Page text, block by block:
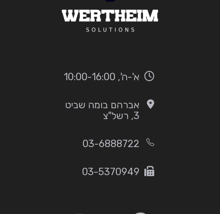
א'-ה', 10:00-16:00
אברהם בומה שביט
3, רשל"צ
03-6888722
03-5370949